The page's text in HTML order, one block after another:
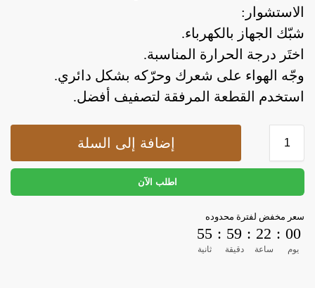
الاستشوار:
شبّك الجهاز بالكهرباء.
اختَر درجة الحرارة المناسبة.
وجّه الهواء على شعرك وحرّكه بشكل دائري.
استخدم القطعة المرفقة لتصفيف أفضل.
إضافة إلى السلة
اطلب الآن
سعر مخفض لفترة محدوده
00
يوم
:
22
ساعة
:
59
دقيقة
:
54
ثانية